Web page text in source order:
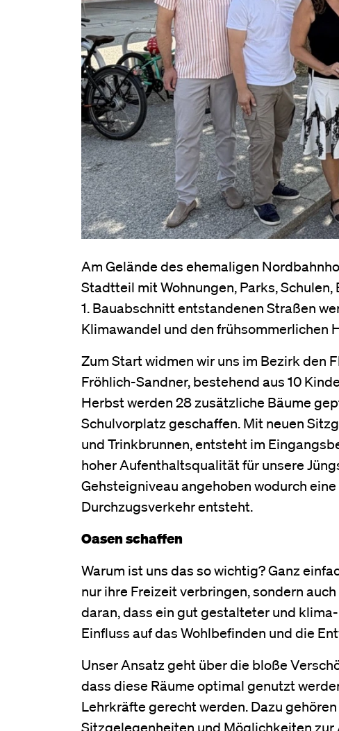
Am Gelände des ehemaligen
Stadtteil mit Wohnungen, Parks,
1. Bauabschnitt entstandenen Straßen
Klimawandel und den frühsommerlichen
Zum Start widmen wir uns im Bezirk den
Fröhlich-Sandner, bestehend aus 10
Herbst werden 28 zusätzliche Bäume
Schulvorplatz geschaffen. Mit neuen
und Trinkbrunnen, entsteht im
hoher Aufenthaltsqualität für unsere
Gehsteigniveau angehoben wodurch
Durchzugsverkehr entsteht.
Oasen schaffen
Warum ist uns das so wichtig? Ganz
nur ihre Freizeit verbringen, sondern
daran, dass ein gut gestalteter und
Einfluss auf das Wohlbefinden und die
Unser Ansatz geht über die bloße
dass diese Räume optimal genutzt
Lehrkräfte gerecht werden. Dazu
Sitzgelegenheiten und Möglichkeiten